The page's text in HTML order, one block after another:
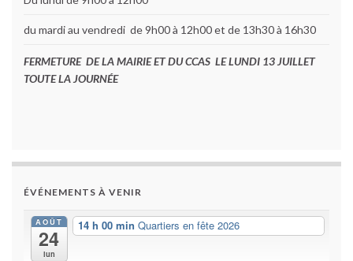
du mardi au vendredi de 9h00 à 12h00 et de 13h30 à 16h30
FERMETURE DE LA MAIRIE ET DU CCAS LE LUNDI 13 JUILLET
TOUTE LA JOURNÉE
ÉVÉNEMENTS À VENIR
AOÛT
24
lun
14 h 00 min Quartiers en fête 2026